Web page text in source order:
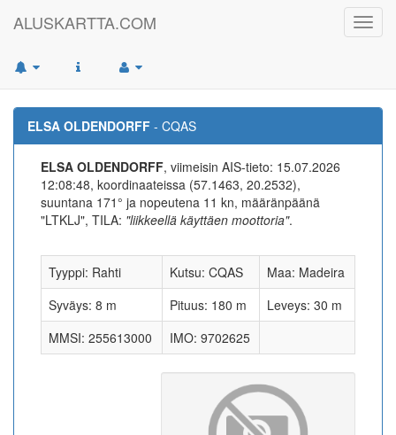
ALUSKARTTA.COM
ELSA OLDENDORFF - CQAS
ELSA OLDENDORFF, viimeisin AIS-tieto: 15.07.2026
12:08:48, koordinaateissa (57.1463, 20.2532),
suuntana 171° ja nopeutena 11 kn, määränpäänä
"LTKLJ", TILA: "liikkeellä käyttäen moottoria".
Tyyppi: Rahti Kutsu: CQAS
Maa: Madeira
Syväys: 8 m
Pituus: 180 m
Leveys: 30 m
MMSI: 255613000
IMO: 9702625